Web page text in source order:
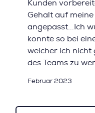
Kunden
Gehalt auf
angepasst...Ich
konnte so bei
welcher ich nicht
des Teams zu
Februar 2023